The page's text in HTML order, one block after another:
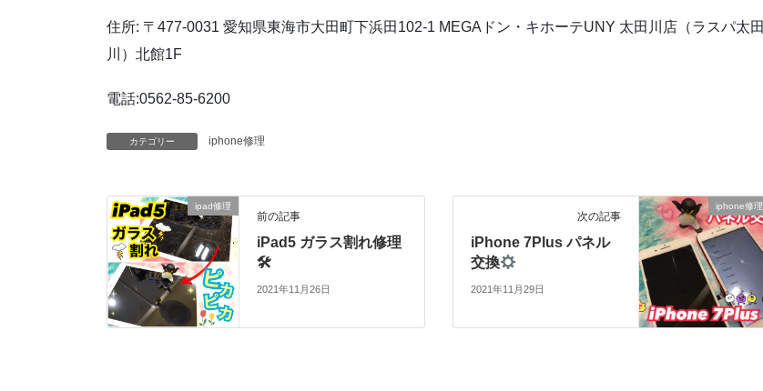
住所: 〒 477-0031 愛知県東海市大田町下浜田 102-1 MEGA ドン・キホーテUNY 太田川店（ラスパ太田
川）北館1F
電話:0562-85-6200
カテゴリー iphone修理
ipad修理
前の記事
iPad5 ガラス割れ修理
🛠
2021年11月26日
iphone修理
次の記事
iPhone 7Plus パネル
交換
2021年11月29日